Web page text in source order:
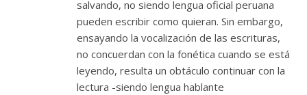
salvando, no siendo lengua oficial peruana
pueden escribir como quieran. Sin embargo,
ensayando la vocalización de las escrituras,
no concuerdan con la fonética cuando se está
leyendo, resulta un obtáculo continuar con la
lectura -siendo lengua hablante